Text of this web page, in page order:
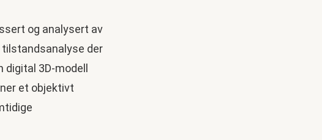
og analysert av
der
3D-modell
et objektivt